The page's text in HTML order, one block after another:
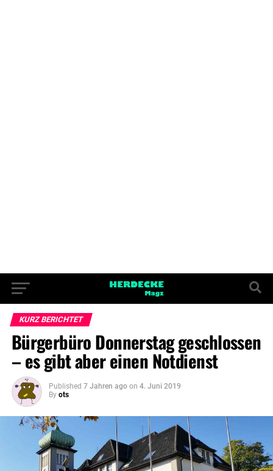
KURZ BERICHTET
Bürgerbüro Donnerstag geschlossen
– es gibt aber einen Notdienst
Published 7 Jahren ago on 4. Juni 2019
By ots